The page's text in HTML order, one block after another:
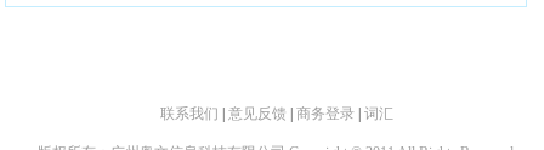
联系我们 |意见反馈 |商务登录 |词汇